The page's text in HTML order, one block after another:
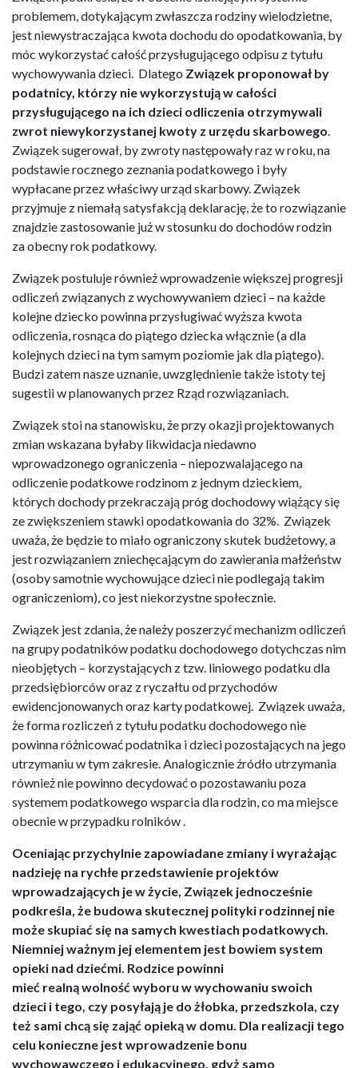
problemem, dotykającym zwłaszcza rodziny wielodzietne,
jest niewystraczająca kwota dochodu do opodatkowania, by
móc wykorzystać całość przysługującego odpisu z tytułu
wychowywania dzieci. Dlatego Związek proponował by
podatnicy, którzy nie wykorzystują w całości
przysługującego na ich dzieci odliczenia otrzymywali
zwrot niewykorzystanej kwoty z urzędu skarbowego.
Związek sugerował, by zwroty następowały raz w roku, na
podstawie rocznego zeznania podatkowego i były
wypłacane przez właściwy urząd skarbowy. Związek
przyjmuje z niemałą satysfakcją deklarację, że to rozwiązanie
znajdzie zastosowanie już w stosunku do dochodów rodzin
za obecny rok podatkowy.
Związek postuluje również wprowadzenie większej progresji
odliczeń związanych z wychowywaniem dzieci – na każde
kolejne dziecko powinna przysługiwać wyższa kwota
odliczenia, rosnąca do piątego dziecka włącznie (a dla
kolejnych dzieci na tym samym poziomie jak dla piątego).
Budzi zatem nasze uznanie, uwzględnienie także istoty tej
sugestii w planowanych przez Rząd rozwiązaniach.
Związek stoi na stanowisku, że przy okazji projektowanych
zmian wskazana byłaby likwidacja niedawno
wprowadzonego ograniczenia – niepozwalającego na
odliczenie podatkowe rodzinom z jednym dzieckiem,
których dochody przekraczają próg dochodowy wiążący się
ze zwiększeniem stawki opodatkowania do 32%. Związek
uważa, że będzie to miało ograniczony skutek budżetowy, a
jest rozwiązaniem zniechęcającym do zawierania małżeństw
(osoby samotnie wychowujące dzieci nie podlegają takim
ograniczeniom), co jest niekorzystne społecznie.
Związek jest zdania, że należy poszerzyć mechanizm odliczeń
na grupy podatników podatku dochodowego dotychczas nim
nieobjętych – korzystających z tzw. liniowego podatku dla
przedsiębiorców oraz z ryczałtu od przychodów
ewidencjonowanych oraz karty podatkowej. Związek uważa,
że forma rozliczeń z tytułu podatku dochodowego nie
powinna różnicować podatnika i dzieci pozostających na jego
utrzymaniu w tym zakresie. Analogicznie źródło utrzymania
również nie powinno decydować o pozostawaniu poza
systemem podatkowego wsparcia dla rodzin, co ma miejsce
obecnie w przypadku rolników .
Oceniając przychylnie zapowiadane zmiany i wyrażając
nadzieję na rychłe przedstawienie projektów
wprowadzających je w życie, Związek jednocześnie
podkreśla, że budowa skutecznej polityki rodzinnej nie
może skupiać się na samych kwestiach podatkowych.
Niemniej ważnym jej elementem jest bowiem system
opieki nad dziećmi. Rodzice powinni
mieć realnąwolnośćwyboru w wychowaniu swoich
dzieci i tego, czy posyłają je do żłobka, przedszkola, czy
też sami chcą się zająć opiekąw domu. Dla realizacji tego
celu konieczne jest wprowadzenie bonu
wychowawczego i edukacyjnego, gdyż samo